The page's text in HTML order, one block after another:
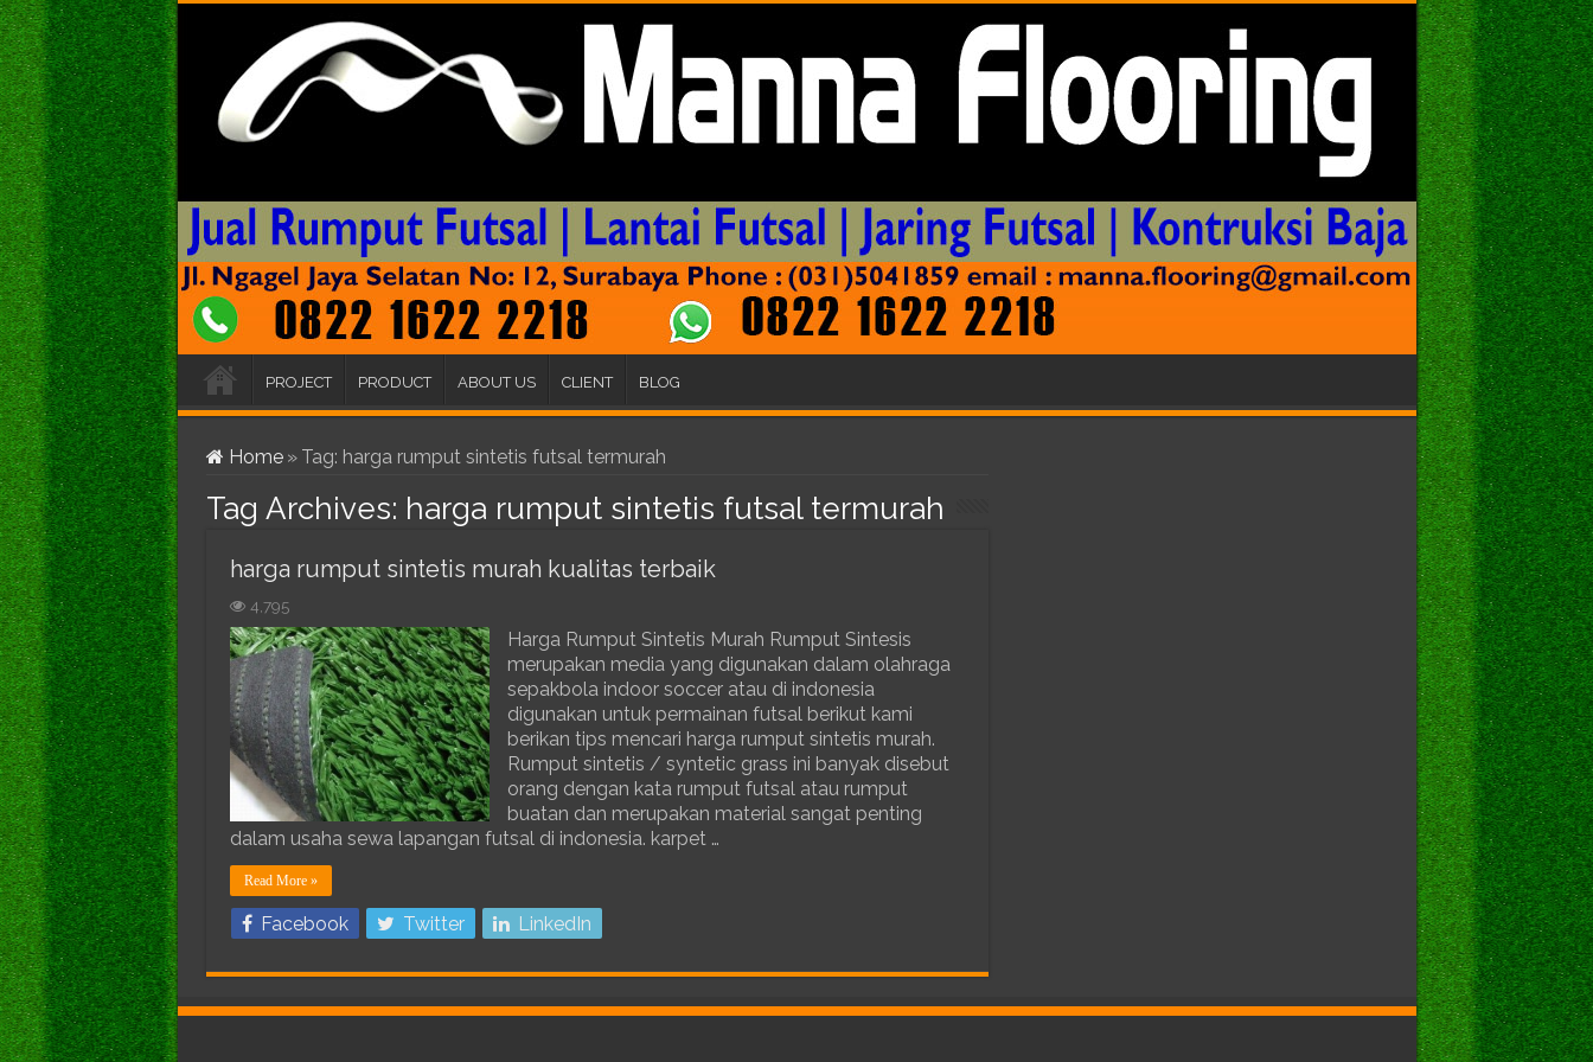
PROJECT PRODUCT ABOUT US CLIENT BLOG
Home » Tag: harga rumput sintetis futsal termurah
Tag Archives: harga rumput sintetis futsal termurah
harga rumput sintetis murah kualitas terbaik
4,795
Harga Rumput Sintetis Murah Rumput Sintesis
merupakan media yang digunakan dalam olahraga
sepakbola indoor soccer atau di indonesia
digunakan untuk permainan futsal berikut kami
berikan tips mencari harga rumput sintetis murah.
Rumput sintetis / syntetic grass ini banyak disebut
orang dengan kata rumput futsal atau rumput
buatan dan merupakan material sangat penting
dalam usaha sewa lapangan futsal di indonesia. karpet …
Read More »
Facebook Twitter LinkedIn